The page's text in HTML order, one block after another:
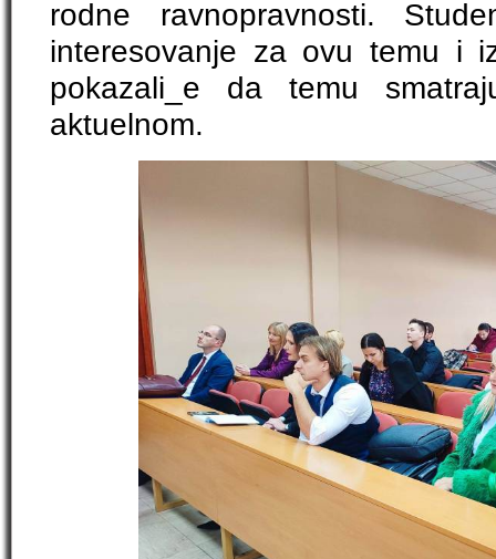
rodne ravnopravnosti.
interesovanje za ovu temu i
pokazali_e da temu
aktuelnom.